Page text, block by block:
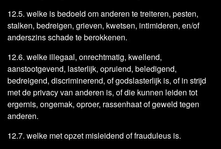
12.5. welke is bedoeld om anderen te treiteren, pesten,
stalken, bedreigen, grieven, kwetsen, intimideren, en/of
anderszins schade te berokkenen.
12.6. welke illegaal, onrechtmatig, kwellend,
aanstootgevend, lasterlijk, opruiend, beledigend,
bedreigend, discriminerend, of godslasterlijk is, of in strijd
met de privacy van anderen is, of die kunnen leiden tot
ergernis, ongemak, oproer, rassenhaat of geweld tegen
anderen.
12.7. welke met opzet misleidend of frauduleus is.